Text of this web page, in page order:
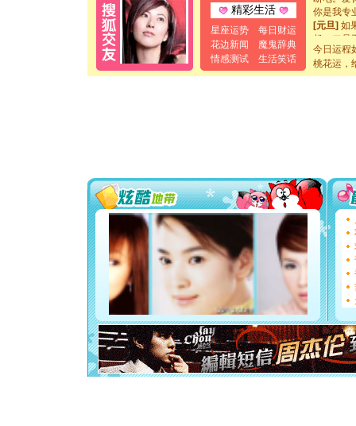
精彩生活
星座运势
每日财运
花边新闻
魔鬼辞典
情感测试
生活笑话
你是我专
[元旦]如
起；二是
离。水晶
[元旦]当
泣，这痛
[圣诞节]
你太多
要平安！
[圣诞节]
能正大
都要快乐
[圣诞节]
如意,快
[元旦]
看
断电。
你是我
[元旦]如
起；二是
离。水晶
[元旦]当
今日运程
桃花运，